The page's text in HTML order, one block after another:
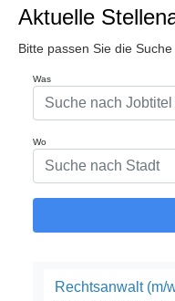
Aktuelle
Bitte passen Sie die